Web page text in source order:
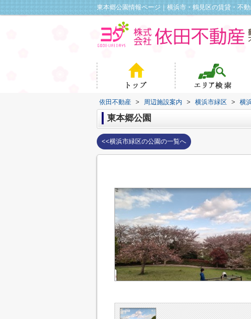
東本郷公園情報ページ｜横浜市・鶴見区の賃貸・不
依田不動産 > 周辺施設案内 > 横浜市緑区 > 横
東本郷公園
<<横浜市緑区の公園の一覧へ